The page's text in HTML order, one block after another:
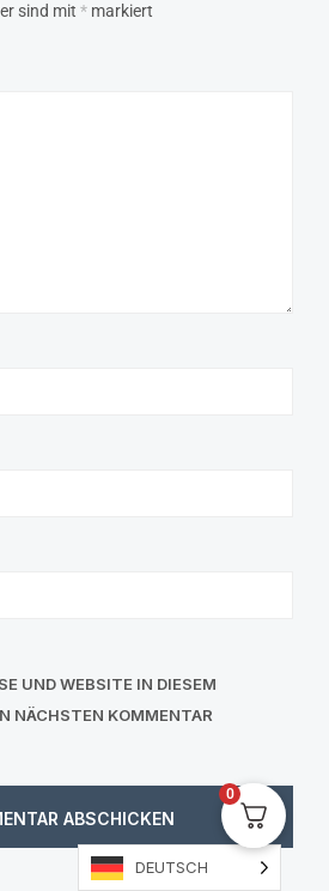
sind mit * markiert
UND WEBSITE IN DIESEM
NÄCHSTEN KOMMENTAR
0
DEUTSCH